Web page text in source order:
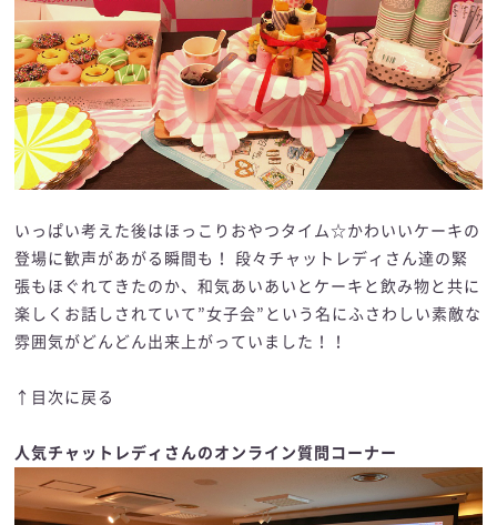
いっぱい考えた後はほっこりおやつタイム☆かわいいケーキの
登場に歓声があがる瞬間も！ 段々チャットレディさん達の緊
張もほぐれてきたのか、和気あいあいとケーキと飲み物と共に
楽しくお話しされていて”女子会”という名にふさわしい素敵な
雰囲気がどんどん出来上がっていました！！
↑目次に戻る
人気チャットレディさんのオンライン質問コーナー